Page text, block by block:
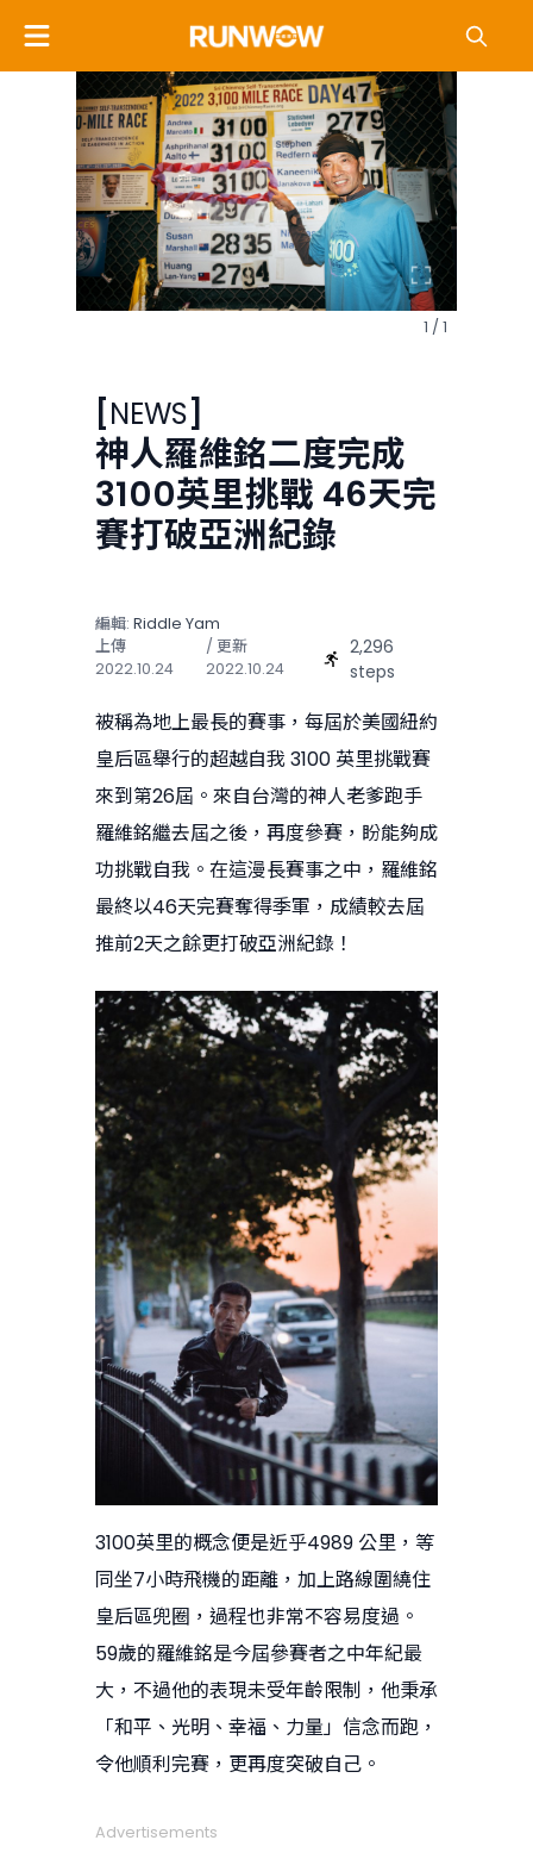
1 / 1
[NEWS]
神人羅維銘二度完成
3100英里挑戰 46天完
賽打破亞洲紀錄
編輯: Riddle Yam
上傳
2022.10.24
/ 更新
2022.10.24
2,296
steps
被稱為地上最長的賽事，每屆於美國紐約
皇后區舉行的超越自我 3100 英里挑戰賽
來到第26屆。來自台灣的神人老爹跑手
羅維銘繼去屆之後，再度參賽，盼能夠成
功挑戰自我。在這漫長賽事之中，羅維銘
最終以46天完賽奪得季軍，成績較去屆
推前2天之餘更打破亞洲紀錄！
3100英里的概念便是近乎4989 公里，等
同坐7小時飛機的距離，加上路線圍繞住
皇后區兜圈，過程也非常不容易度過。
59歲的羅維銘是今屆參賽者之中年紀最
大，不過他的表現未受年齡限制，他秉承
「和平、光明、幸福、力量」信念而跑，
令他順利完賽，更再度突破自己。
Advertisements